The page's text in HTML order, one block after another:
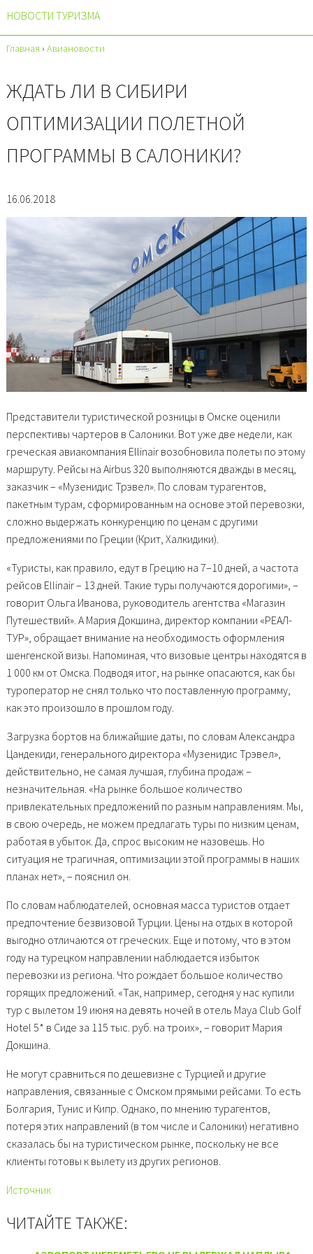
НОВОСТИ ТУРИЗМА
Главная › Авиановости
ЖДАТЬ ЛИ В СИБИРИ
ОПТИМИЗАЦИИ ПОЛЕТНОЙ
ПРОГРАММЫ В САЛОНИКИ?
16.06.2018
Представители туристической розницы в Омске оценили
перспективы чартеров в Салоники. Вот уже две недели, как
греческая авиакомпания Ellinair возобновила полеты по этому
маршруту. Рейсы на Airbus 320 выполняются дважды в месяц,
заказчик – «Музенидис Трэвел». По словам турагентов,
пакетным турам, сформированным на основе этой перевозки,
сложно выдержать конкуренцию по ценам с другими
предложениями по Греции (Крит, Халкидики).
«Туристы, как правило, едут в Грецию на 7–10 дней, а частота
рейсов Ellinair – 13 дней. Такие туры получаются дорогими», –
говорит Ольга Иванова, руководитель агентства «Магазин
Путешествий». А Мария Докшина, директор компании «РЕАЛ-
ТУР», обращает внимание на необходимость оформления
шенгенской визы. Напоминая, что визовые центры находятся в
1 000 км от Омска. Подводя итог, на рынке опасаются, как бы
туроператор не снял только что поставленную программу,
как это произошло в прошлом году.
Загрузка бортов на ближайшие даты, по словам Александра
Цандекиди, генерального директора «Музенидис Трэвел»,
действительно, не самая лучшая, глубина продаж –
незначительная. «На рынке большое количество
привлекательных предложений по разным направлениям. Мы,
в свою очередь, не можем предлагать туры по низким ценам,
работая в убыток. Да, спрос высоким не назовешь. Но
ситуация не трагичная, оптимизации этой программы в наших
планах нет», – пояснил он.
По словам наблюдателей, основная масса туристов отдает
предпочтение безвизовой Турции. Цены на отдых в которой
выгодно отличаются от греческих. Еще и потому, что в этом
году на турецком направлении наблюдается избыток
перевозки из региона. Что рождает большое количество
горящих предложений. «Так, например, сегодня у нас купили
тур с вылетом 19 июня на девять ночей в отель Maya Club Golf
Hotel 5* в Сиде за 115 тыс. руб. на троих», – говорит Мария
Докшина.
Не могут сравниться по дешевизне с Турцией и другие
направления, связанные с Омском прямыми рейсами. То есть
Болгария, Тунис и Кипр. Однако, по мнению турагентов,
потеря этих направлений (в том числе и Салоники) негативно
сказалась бы на туристическом рынке, поскольку не все
клиенты готовы к вылету из других регионов.
Источник
ЧИТАЙТЕ ТАКЖЕ: